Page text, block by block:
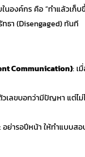
องค์กร คือ “ทำแล้วเก็
ธา (Disengaged) ทันที
Communication): เ
วเลขบอกว่ามีปัญหา แต่ไ
อย่ารอปีหน้า ให้ทำแบบส